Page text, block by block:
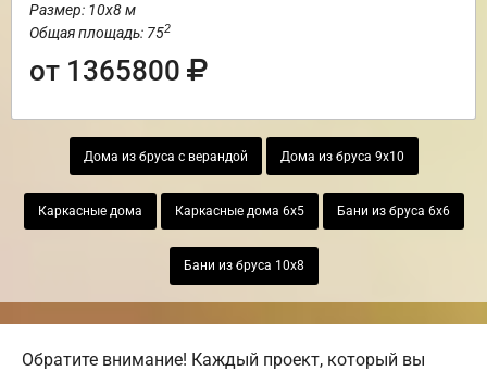
Размер: 10х8 м
Общая площадь: 752
от 1365800
Дома из бруса с верандой Дома из бруса 9х10
Каркасные дома Каркасные дома 6х5 Бани из бруса 6х6
Бани из бруса 10х8
Обратите внимание! Каждый проект, который вы